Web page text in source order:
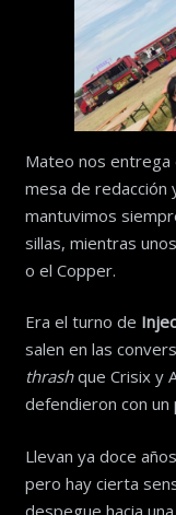
Mateo nos
mesa de redacción
mantuvimos
sillas, mientras
o el Copper.
Era el turno de
salen en las
thrashque Crisix y
defendieron con un
Llevan ya doce
pero hay cierta
despegue hacia